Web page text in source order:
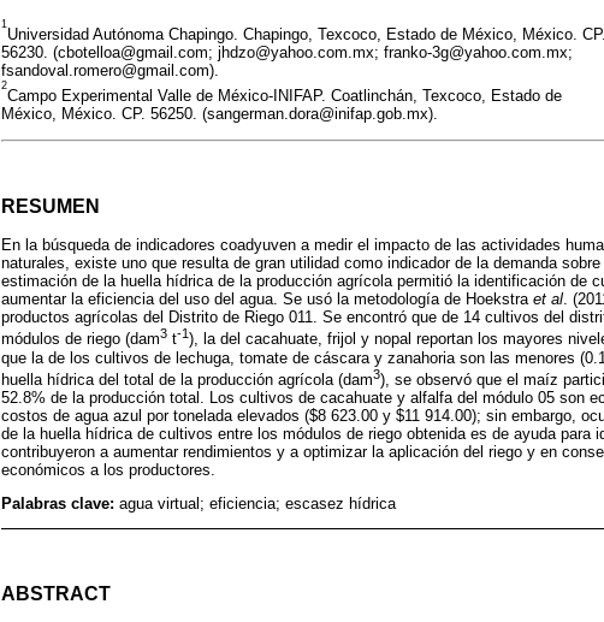
1
Universidad Autónoma Chapingo. Chapingo, Texcoco, Estado de México, México. CP.
56230. (cbotelloa@gmail.com; jhdzo@yahoo.com.mx; franko-3g@yahoo.com.mx;
fsandoval.romero@gmail.com).
2
Campo Experimental Valle de México-INIFAP. Coatlinchán, Texcoco, Estado de
México, México. CP. 56250. (sangerman.dora@inifap.gob.mx).
RESUMEN
En la búsqueda de indicadores coadyuven a medir el impacto de las actividades
naturales, existe uno que resulta de gran utilidad como indicador de la demanda
estimación de la huella hídrica de la producción agrícola permitió la identificación de
aumentar la eficiencia del uso del agua. Se usó la metodología de Hoekstra et al.
productos agrícolas del Distrito de Riego 011. Se encontró que de 14 cultivos del
módulos de riego (dam3 t-1), la del cacahuate, frijol y nopal reportan los mayores
que la de los cultivos de lechuga, tomate de cáscara y zanahoria son las menores
huella hídrica del total de la producción agrícola (dam3), se observó que el maíz
52.8% de la producción total. Los cultivos de cacahuate y alfalfa del módulo 05 son
costos de agua azul por tonelada elevados ($8 623.00 y $11 914.00); sin embargo,
de la huella hídrica de cultivos entre los módulos de riego obtenida es de ayuda para
contribuyeron a aumentar rendimientos y a optimizar la aplicación del riego y en
económicos a los productores.
Palabras clave: agua virtual; eficiencia; escasez hídrica
ABSTRACT